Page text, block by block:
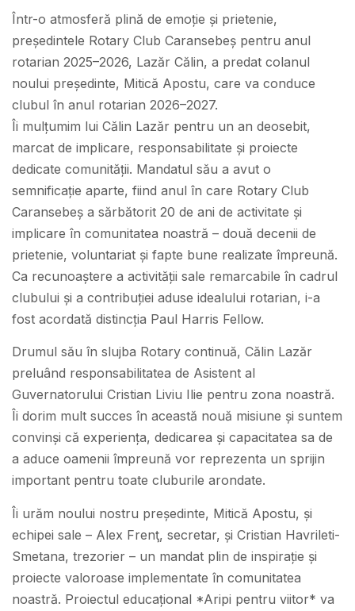
Într-o atmosferă plină de emoție și prietenie,
președintele Rotary Club Caransebeș pentru anul
rotarian 2025–2026, Lazăr Călin, a predat colanul
noului președinte, Mitică Apostu, care va conduce
clubul în anul rotarian 2026–2027.
Îi mulțumim lui Călin Lazăr pentru un an deosebit,
marcat de implicare, responsabilitate și proiecte
dedicate comunității. Mandatul său a avut o
semnificație aparte, fiind anul în care Rotary Club
Caransebeș a sărbătorit 20 de ani de activitate și
implicare în comunitatea noastră – două decenii de
prietenie, voluntariat și fapte bune realizate împreună.
Ca recunoaștere a activității sale remarcabile în cadrul
clubului și a contribuției aduse idealului rotarian, i-a
fost acordată distincția Paul Harris Fellow.
Drumul său în slujba Rotary continuă, Călin Lazăr
preluând responsabilitatea de Asistent al
Guvernatorului Cristian Liviu Ilie pentru zona noastră.
Îi dorim mult succes în această nouă misiune și suntem
convinși că experiența, dedicarea și capacitatea sa de
a aduce oamenii împreună vor reprezenta un sprijin
important pentru toate cluburile arondate.
Îi urăm noului nostru președinte, Mitică Apostu, și
echipei sale – Alex Frenţ, secretar, și Cristian Havrileti-
Smetana, trezorier – un mandat plin de inspirație și
proiecte valoroase implementate în comunitatea
noastră. Proiectul educațional *Aripi pentru viitor* va